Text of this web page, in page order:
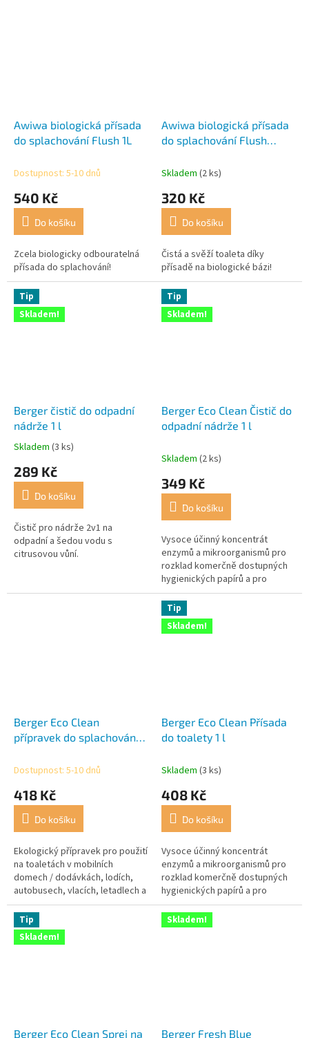
Awiwa biologická přísada
do splachování Flush 1L
Dostupnost: 5-10 dnů
540 Kč
Do košíku
Zcela biologicky odbouratelná
přísada do splachování!
Awiwa biologická přísada
do splachování Flush
Skladem (2 ks)
320 Kč
Do košíku
Čistá a svěží toaleta díky
přísadě na biologické bázi!
Tip
Skladem!
Berger čistič do odpadní
nádrže 1 l
Průměrné
produktu
5,0
5
hvězdiček.
Skladem (3 ks)
289 Kč
Do košíku
Čistič pro nádrže 2v1 na
odpadní a šedou vodu s
citrusovou vůní.
Tip
Skladem!
Berger Eco Clean Čistič do
odpadní nádrže 1 l
Skladem (2 ks)
349 Kč
Do košíku
Vysoce účinný koncentrát
enzymů a mikroorganismů pro
rozklad komerčně dostupných
hygienických papírů a pro
eliminaci nepříjemných pachů.
Berger Eco Clean
přípravek do splachování 1
Dostupnost: 5-10 dnů
418 Kč
Do košíku
Ekologický přípravek pro použití
na toaletách v mobilních
domech / dodávkách, lodích,
autobusech, vlacích, letadlech a
nákladních automobilech.
Vysoce účinný koncentrát
enzymů a...
Tip
Skladem!
Berger Eco Clean Přísada
do toalety 1 l
Skladem (3 ks)
408 Kč
Do košíku
Vysoce účinný koncentrát
enzymů a mikroorganismů pro
rozklad komerčně dostupných
hygienických papírů a pro
eliminaci nepříjemných pachů.
Tip
Skladem!
Berger Eco Clean Sprej na
Skladem!
Berger Fresh Blue